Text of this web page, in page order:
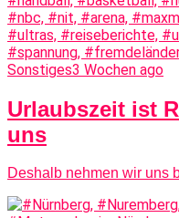
Sonstiges3 Wochen ago
Urlaubszeit ist
uns
Deshalb nehmen wir uns